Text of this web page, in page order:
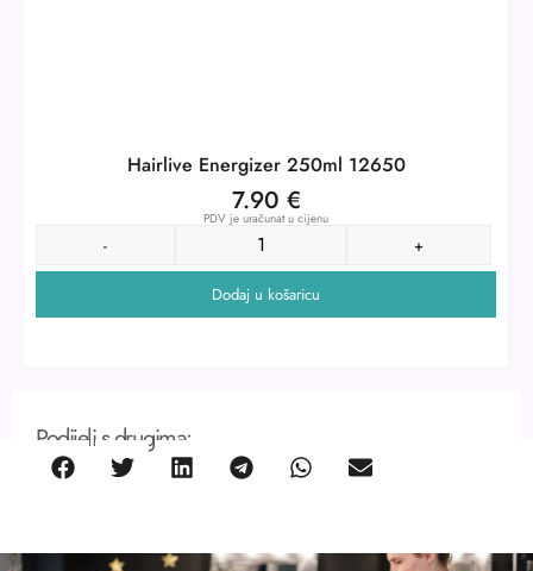
Hairlive Energizer 250ml 12650
7.90 €
PDV je uračunat u cijenu
- +
Dodaj u košaricu
Podijeli s drugima: